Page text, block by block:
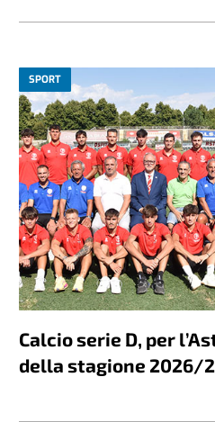
SPORT
Calcio serie D, per
della stagione 2026/